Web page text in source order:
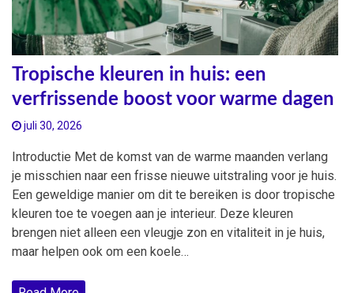
Tropische kleuren in huis: een
verfrissende boost voor warme dagen
juli 30, 2026
Introductie Met de komst van de warme maanden verlang
je misschien naar een frisse nieuwe uitstraling voor je huis.
Een geweldige manier om dit te bereiken is door tropische
kleuren toe te voegen aan je interieur. Deze kleuren
brengen niet alleen een vleugje zon en vitaliteit in je huis,
maar helpen ook om een koele…